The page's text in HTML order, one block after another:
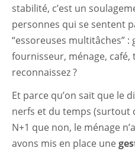
stabilité, c’est un
personnes qui se sentent
“essoreuses multitâches” :
fournisseur, ménage,
reconnaissez ?
Et parce qu’on sait que le
nerfs et du temps (surtout
N+1 que non, le ménage
avons mis en place une